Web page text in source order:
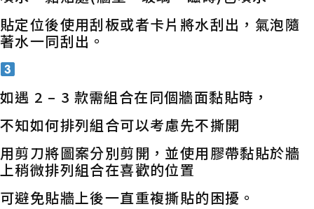
貼定位後使用刮板或者卡片將水刮出，氣泡隨
著水一同刮出。
如遇 2 – 3 款需組合在同個牆面黏貼時，
不知如何排列組合可以考慮先不撕開
用剪刀將圖案分別剪開，並使用膠帶黏貼於牆
上稍微排列組合在喜歡的位置
可避免貼牆上後一直重複撕貼的困擾。